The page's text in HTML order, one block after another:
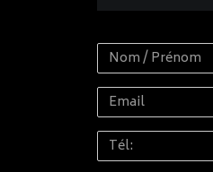
Nom
/
Prénom
Email
Tél: